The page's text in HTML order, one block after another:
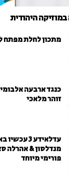
היהודית
מתכון לחלת מפתח
כנגד ארבעה
זוהר מלאכי
עדלאידע 3
מנדלסון & אהרלה
פורימי מיוחד